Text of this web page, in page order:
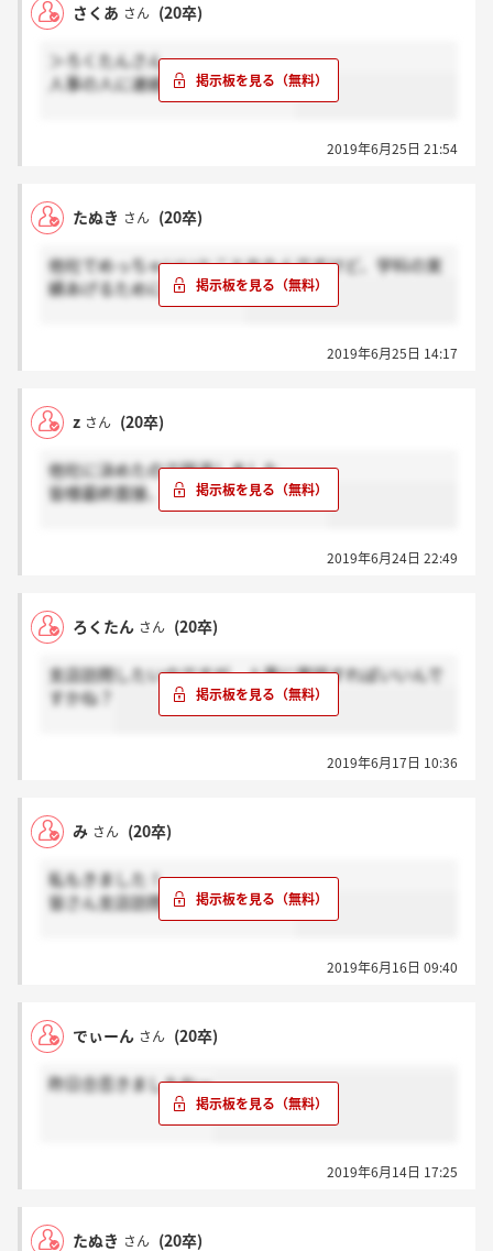
さくあ さん (20卒)
＞ろくたんさん
人事の人に連絡していきました！
2019年6月25日 21:54
たぬき さん (20卒)
他社でめっちゃいいとことれたんですけど、学科の実
績あげるために受けます。
2019年6月25日 14:17
z さん (20卒)
他社に決めたので辞退しました。
皆様最終面接、健闘をお祈りします。
2019年6月24日 22:49
ろくたん さん (20卒)
支店訪問したいのですが、人事に電話すればいいんで
すかね？
2019年6月17日 10:36
み さん (20卒)
私もきました！
皆さん支店訪問されましたか？？
2019年6月16日 09:40
でぃーん さん (20卒)
昨日合否きましたねー
2019年6月14日 17:25
たぬき さん (20卒)